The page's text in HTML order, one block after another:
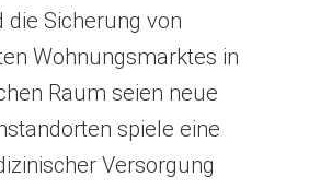
Sicherung von
Wohnungsmarktes in
Raum seien neue
spiele eine
Versorgung